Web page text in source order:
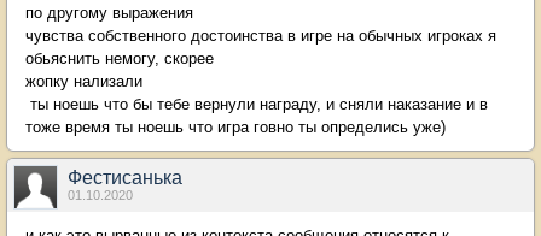
по другому выражения
чувства собственного достоинства в игре на обычных игроках я
обьяснить немогу, скорее
жопку нализали
ты ноешь что бы тебе вернули награду, и сняли наказание и в
тоже время ты ноешь что игра говно ты определись уже)
Фестисанька
01.10.2020